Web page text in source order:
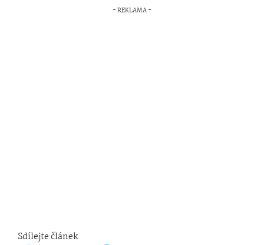
Sdílejte článek